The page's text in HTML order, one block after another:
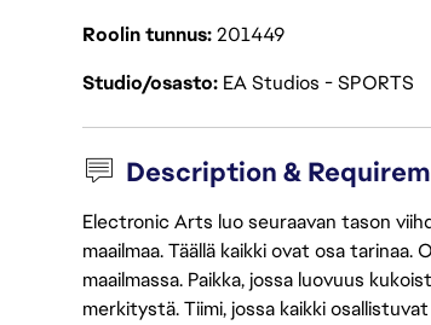
Roolin tunnus201449
Studio/osasto EA Studios - SPORTS
Description &
Electronic Arts luo seuraavan tason
maailmaa. Täällä kaikki ovat osa
maailmassa. Paikka, jossa luovuus
merkitystä. Tiimi, jossa kaikki